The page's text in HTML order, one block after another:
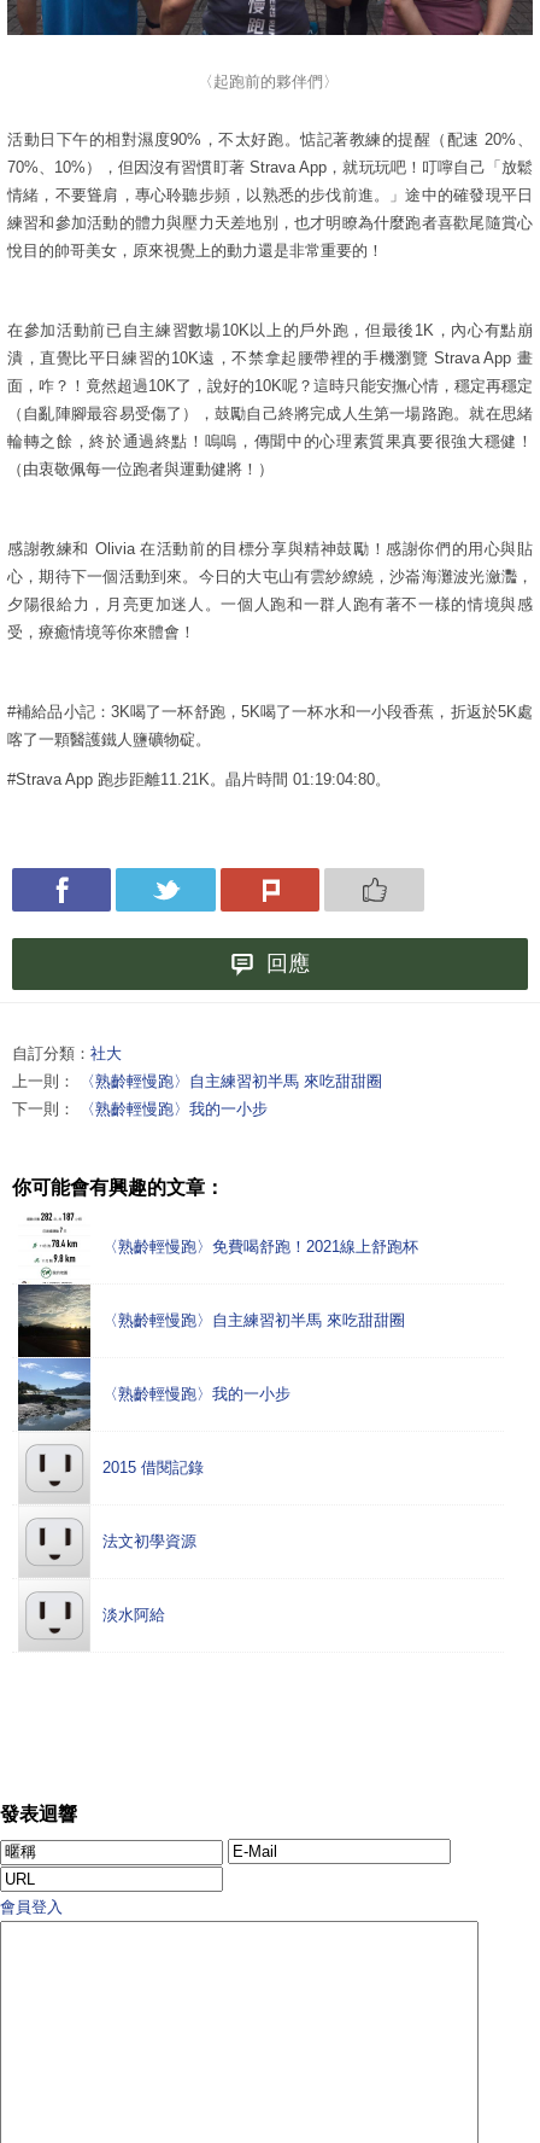
〈起跑前的夥伴們〉
活動日下午的相對濕度90%，不太好跑。惦記著教練的提醒（配速 20%、
70%、10%），但因沒有習慣盯著 Strava App，就玩玩吧！叮嚀自己「放鬆
情緒，不要聳肩，專心聆聽步頻，以熟悉的步伐前進。」途中的確發現平日
練習和參加活動的體力與壓力天差地別，也才明瞭為什麼跑者喜歡尾隨賞心
悅目的帥哥美女，原來視覺上的動力還是非常重要的！
在參加活動前已自主練習數場10K以上的戶外跑，但最後1K，內心有點崩
潰，直覺比平日練習的10K遠，不禁拿起腰帶裡的手機瀏覽 Strava App 畫
面，咋？！竟然超過10K了，說好的10K呢？這時只能安撫心情，穩定再穩定
（自亂陣腳最容易受傷了），鼓勵自己終將完成人生第一場路跑。就在思緒
輪轉之餘，終於通過終點！嗚嗚，傳聞中的心理素質果真要很強大穩健！
（由衷敬佩每一位跑者與運動健將！）
感謝教練和 Olivia 在活動前的目標分享與精神鼓勵！感謝你們的用心與貼
心，期待下一個活動到來。今日的大屯山有雲紗繚繞，沙崙海灘波光瀲灩，
夕陽很給力，月亮更加迷人。一個人跑和一群人跑有著不一樣的情境與感
受，療癒情境等你來體會！
#補給品小記：3K喝了一杯舒跑，5K喝了一杯水和一小段香蕉，折返於5K處
喀了一顆醫護鐵人鹽礦物碇。
#Strava App 跑步距離11.21K。晶片時間 01:19:04:80。
回應
自訂分類： 社大
上一則：
〈熟齡輕慢跑〉自主練習初半馬 來吃甜甜圈
下一則：
〈熟齡輕慢跑〉我的一小步
你可能會有興趣的文章：
〈熟齡輕慢跑〉免費喝舒跑！2021線上舒跑杯
〈熟齡輕慢跑〉自主練習初半馬 來吃甜甜圈
〈熟齡輕慢跑〉我的一小步
2015 借閱記錄
法文初學資源
淡水阿給
發表迴響
會員登入